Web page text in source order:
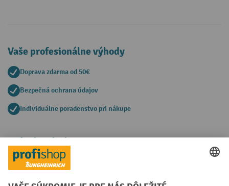
Vaše profesionálne výhody
Doprava zdarma od 50€
Bezpečná ochrana údajov
Individuálne poradenstvo pri nákupe
Spôsoby platby
Creditcard (Master)Creditcard (Visa)